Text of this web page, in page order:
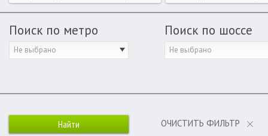
Поиск по метро
Не выбрано
Поиск по шоссе
Не выбрано
ОЧИСТИТЬ ФИЛЬТР